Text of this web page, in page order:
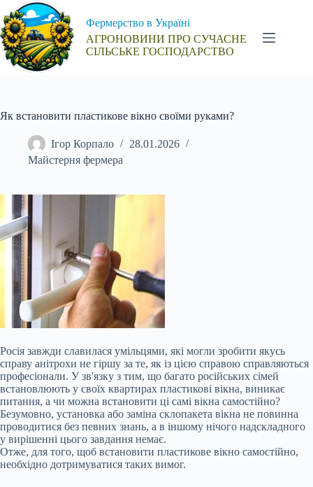
Перейти
до
вмісту
Фермерство в Україні
АГРОНОВИНИ ПРО СУЧАСНЕ
СІЛЬСЬКЕ ГОСПОДАРСТВО
Як встановити пластикове вікно своїми руками?
Ігор Корпало
28.01.2026
Майстерня фермера
Росія завжди славилася умільцями, які могли зробити якусь
справу анітрохи не гіршу за те, як із цією справою справляються
професіонали. У зв'язку з тим, що багато російських сімей
встановлюють у своїх квартирах пластикові вікна, виникає
питання, а чи можна встановити ці самі вікна самостійно?
Безумовно, установка або заміна склопакета вікна не повинна
проводитися без певних знань, а в іншому нічого надскладного
у вирішенні цього завдання немає.
Отже, для того, щоб встановити пластикове вікно самостійно,
необхідно дотримуватися таких вимог.